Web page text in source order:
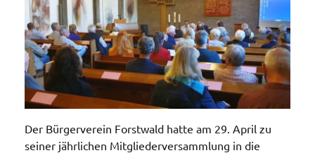
Der Bürgerverein Forstwald hatte am 29. April zu
seiner jährlichen Mitgliederversammlung in die